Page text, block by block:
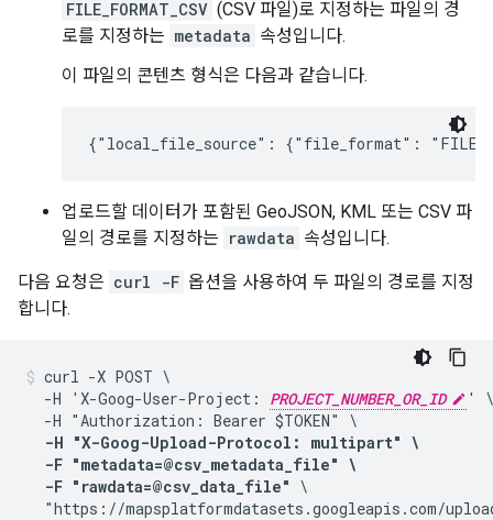
FILE_FORMAT_CSV (CSV 파일)로 지정하는 파일의 경
로를 지정하는 metadata 속성입니다.
이 파일의 콘텐츠 형식은 다음과 같습니다.
{"local_file_source": {"file_format":
업로드할 데이터가 포함된 GeoJSON, KML 또는 CSV 파
일의 경로를 지정하는 rawdata 속성입니다.
다음 요청은 curl -F 옵션을 사용하여 두 파일의 경로를 지정
합니다.
curl -X POST \
  -H 'X-Goog-User-Project:
PROJECT_NUMBER_OR_ID
' \
  -H "Authorization: Bearer $TOKEN" \
-H "X-Goog-Upload-Protocol: multipart" \
  -F "metadata=@csv_metadata_file" \
  -F "rawdata=@csv_data_file"
\
"https://mapsplatformdatasets.googleapis.com/